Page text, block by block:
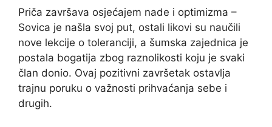
Priča završava osjećajem nade i optimizma –
Sovica je našla svoj put, ostali likovi su naučili
nove lekcije o toleranciji, a šumska zajednica je
postala bogatija zbog raznolikosti koju je svaki
član donio. Ovaj pozitivni završetak ostavlja
trajnu poruku o važnosti prihvaćanja sebe i
drugih.